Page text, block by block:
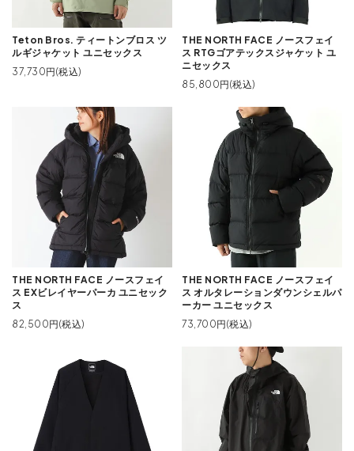
Teton Bros. ティートンブロス ツ
ルギジャケット ユニセックス
37,730円(税込)
THE NORTH FACE ノースフェイ
ス RTGゴアテックスジャケット ユ
ニセックス
85,800円(税込)
THE NORTH FACE ノースフェイ
ス EXビレイヤーパーカ ユニセック
ス
82,500円(税込)
THE NORTH FACE ノースフェイ
ス オルタレーションダウンシェルパ
ーカー ユニセックス
73,700円(税込)